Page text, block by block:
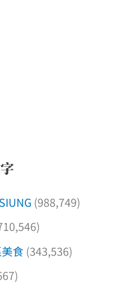
(988,749)
食 (343,536)